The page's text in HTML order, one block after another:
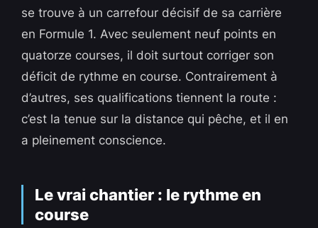
se trouve à un carrefour décisif de sa carrière
en Formule 1. Avec seulement neuf points en
quatorze courses, il doit surtout corriger son
déficit de rythme en course. Contrairement à
d’autres, ses qualifications tiennent la route :
c’est la tenue sur la distance qui pêche, et il en
a pleinement conscience.
Le vrai chantier : le rythme en
course